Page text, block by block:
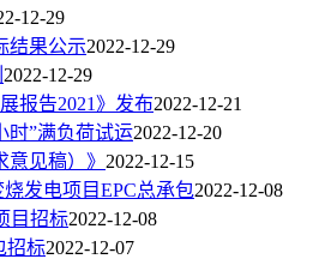
12-29
结果公示2022-12-29
2022-12-29
报告2021》发布2022-12-21
时”满负荷试运2022-12-20
见稿）》 2022-12-15
发电项目EPC总承包2022-12-08
目招标2022-12-08
招标2022-12-07